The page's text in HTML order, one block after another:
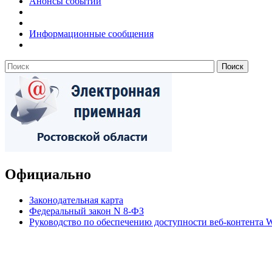
Информационные сообщения
Официально
Законодательная карта
Федеральный закон N 8-ФЗ
Руководство по обеспечению доступности веб-контента